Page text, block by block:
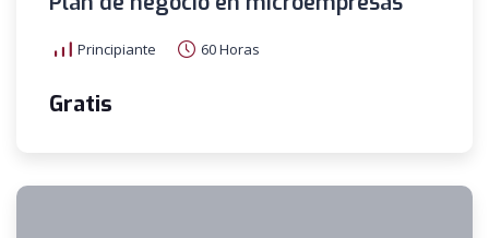
Principiante 60 Horas
Gratis